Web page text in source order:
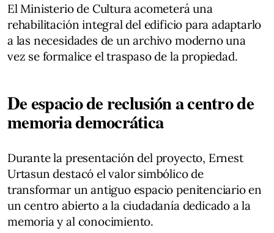
El Ministerio de Cultura acometerá una
rehabilitación integral del edificio para adaptarlo
a las necesidades de un archivo moderno una
vez se formalice el traspaso de la propiedad.
De espacio de reclusión a centro de
memoria democrática
Durante la presentación del proyecto, Ernest
Urtasun destacó el valor simbólico de
transformar un antiguo espacio penitenciario en
un centro abierto a la ciudadanía dedicado a la
memoria y al conocimiento.